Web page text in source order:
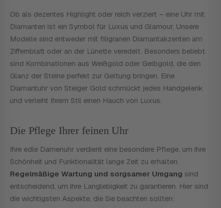
Ob als dezentes Highlight oder reich verziert – eine Uhr mit
Diamanten ist ein Symbol für Luxus und Glamour. Unsere
Modelle sind entweder mit filigranen Diamantakzenten am
Ziffernblatt oder an der Lünette veredelt. Besonders beliebt
sind Kombinationen aus Weißgold oder Gelbgold, die den
Glanz der Steine perfekt zur Geltung bringen. Eine
Diamantuhr von Steiger Gold schmückt jedes Handgelenk
und verleiht Ihrem Stil einen Hauch von Luxus.
Die Pflege Ihrer feinen Uhr
Ihre edle Damenuhr verdient eine besondere Pflege, um ihre
Schönheit und Funktionalität lange Zeit zu erhalten.
Regelmäßige Wartung und sorgsamer Umgang sind
entscheidend, um ihre Langlebigkeit zu garantieren. Hier sind
die wichtigsten Aspekte, die Sie beachten sollten: